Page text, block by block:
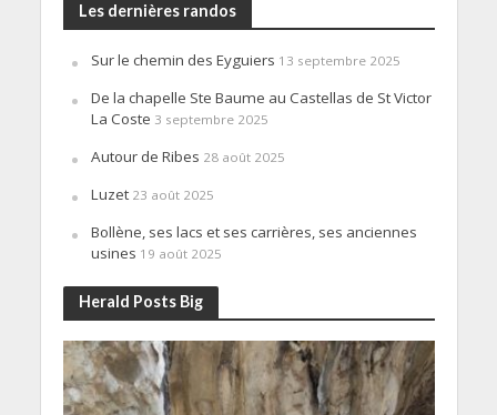
Les dernières randos
Sur le chemin des Eyguiers 13 septembre 2025
De la chapelle Ste Baume au Castellas de St Victor
La Coste 3 septembre 2025
Autour de Ribes 28 août 2025
Luzet 23 août 2025
Bollène, ses lacs et ses carrières, ses anciennes
usines 19 août 2025
Herald Posts Big